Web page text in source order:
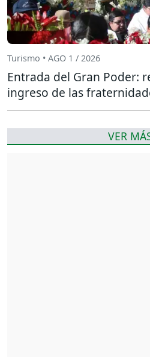
Turismo • AGO 1 / 2026
Entrada del Gran Poder:
ingreso de las
VER